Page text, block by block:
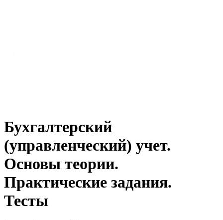
Бухгалтерский
(управленческий) учет.
Основы теории.
Практические задания.
Тесты